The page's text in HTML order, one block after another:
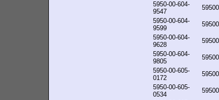
5950-00-604-
9547
5950-00-604-
9599
5950-00-604-
9628
5950-00-604-
9805
5950-00-605-
0172
5950-00-605-
0534